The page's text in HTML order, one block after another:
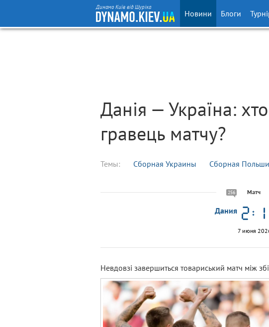
Динамо Київ від Шуріка
Новини Блоги
Данія — Україна:
гравець матчу?
Темы: Сборная Украины Сборная Польши
256 Матч
Дания
7 июня
Невдовзі завершиться товариський матч між